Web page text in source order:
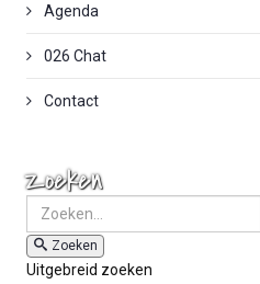
Agenda
026 Chat
Contact
Zoeken
Zoeken
Uitgebreid zoeken